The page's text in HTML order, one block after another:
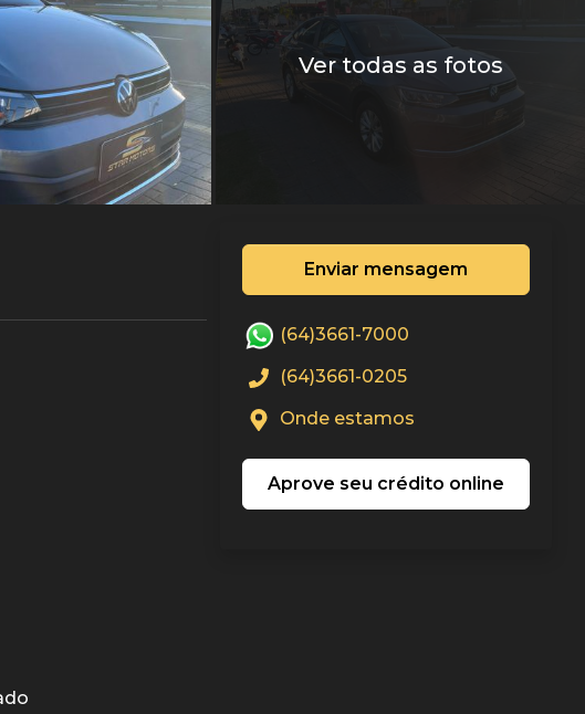
Ver todas as fotos
Enviar mensagem
(64)3661-7000
(64)3661-0205
Onde estamos
Aprove seu crédito online